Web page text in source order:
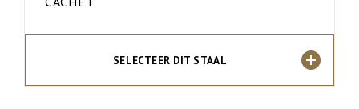
SELECTEER DIT STAAL